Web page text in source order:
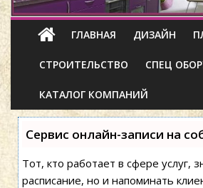
ГЛАВНАЯ ДИЗАЙН
СТРОИТЕЛЬСТВО СПЕЦ
КАТАЛОГ КОМПАНИЙ
Сервис онлайн-записи на
Тот, кто работает в сфере услуг,
расписание, но и напоминать